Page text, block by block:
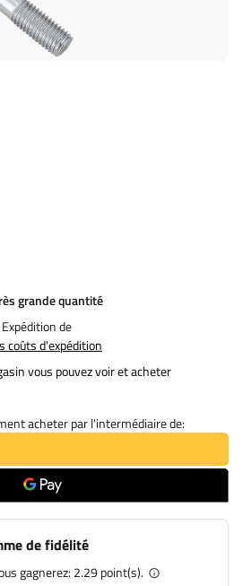
grande quantité
Expédition de
coûts d'expédition
vous pouvez voir et acheter
acheter par l'intermédiaire de:
de fidélité
gagnerez: 2.29 point(s).